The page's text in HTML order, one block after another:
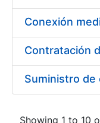
Showing 1 to 10